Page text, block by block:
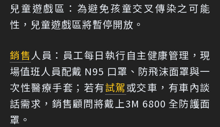
兒童遊戲區：為避免孩童交叉傳染之可能
性，兒童遊戲區將暫停開放。
銷售 人員：員工每日執行自主健康管理，現
場值班人員配戴 N95 口罩、防飛沫面罩與一
次性醫療手套；若有試駕或交車，有車內談
話需求，銷售顧問將戴上3M 6800 全防護面
罩。